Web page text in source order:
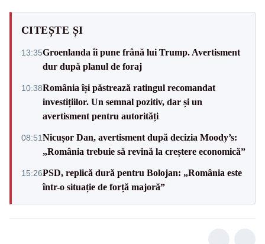
CITEȘTE ȘI
13:35Groenlanda îi pune frână lui Trump. Avertisment
dur după planul de foraj
10:38România își păstrează ratingul recomandat
investițiilor. Un semnal pozitiv, dar și un
avertisment pentru autorități
08:51Nicușor Dan, avertisment după decizia Moody’s:
„România trebuie să revină la creștere economică”
15:26PSD, replică dură pentru Bolojan: „România este
într-o situație de forță majoră”